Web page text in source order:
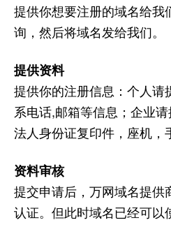
提供你想要注册的域名给我
询，然后将域名发给我们。
提供资料
提供你的注册信息：个人请
系电话,邮箱等信息；企业
法人身份证复印件，座机，
资料审核
提交申请后，万网域名提供
认证。但此时域名已经可以